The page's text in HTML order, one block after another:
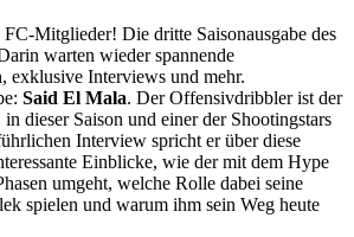
Mitglieder! Die dritte Saisonausgabe des
warten wieder spannende
exklusive Interviews und mehr.
Said El Mala. Der Offensivdribbler ist der
in dieser Saison und einer der Shootingstars
Interview spricht er über diese
Einblicke, wie der mit dem Hype
umgeht, welche Rolle dabei seine
spielen und warum ihm sein Weg heute